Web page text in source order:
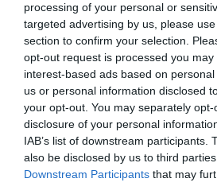
processing of your personal or
targeted advertising by us, please
section to confirm your selection.
opt-out request is processed you may
interest-based ads based on
us or personal information disclosed
your opt-out. You may separately
disclosure of your personal
IAB’s list of downstream participants.
also be disclosed by us to third
Downstream Participants that may
DEET(dietil-toluamid) régóta
leghatékonyabb
számít. Egy friss tanulmány
figyelmet, hogy a vérszívók
között megtanulhatják
szagát a táplálékkal.A kutatók
tartalmazó tasak segítségével
szúnyogokat, miközben
juttattak a környezetükbe.
állatok több mint 60 százaléka